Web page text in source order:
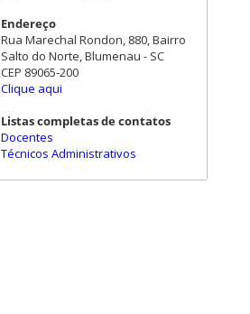
Endereço
Rua Marechal Rondon, 880, Bairro
Salto do Norte, Blumenau - SC
CEP 89065-200
Clique aqui
Listas completas de contatos
Docentes
Técnicos Administrativos